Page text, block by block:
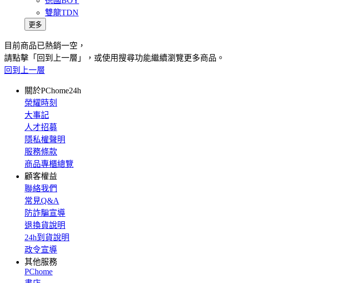
雙龍TDN
更多
目前商品已熱銷一空，
請點擊「回到上一層」，或使用搜尋功能繼續瀏覽更多商品。
回到上一層
關於PChome24h
榮耀時刻
大事記
人才招募
隱私權聲明
服務條款
商品專櫃總覽
顧客權益
聯絡我們
常見Q&A
防詐騙宣導
退換貨說明
24h到貨說明
政令宣導
其他服務
PChome